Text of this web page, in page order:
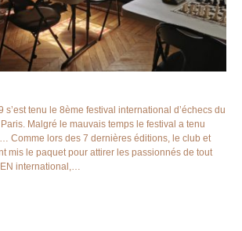
s’est tenu le 8ème festival international d’échecs du
Malgré le mauvais temps le festival a tenu
Comme lors des 7 dernières éditions, le club et
mis le paquet pour attirer les passionnés de tout
international,…